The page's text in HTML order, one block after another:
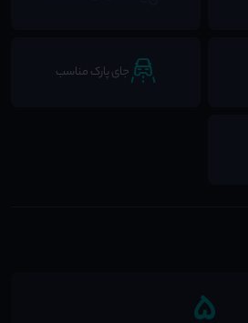
جای پارک مناسب
5